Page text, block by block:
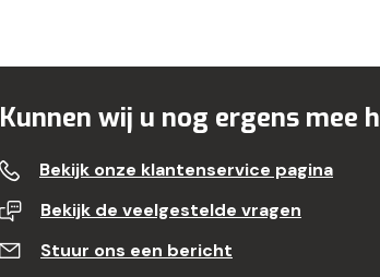
Kunnen wij u nog ergens mee
Bekijk onze klantenservice pagina
Bekijk de veelgestelde vragen
Stuur ons een bericht